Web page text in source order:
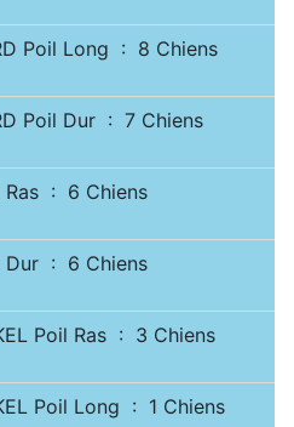
Poil Long : 8 Chiens
Poil Dur : 7 Chiens
Ras : 6 Chiens
Dur : 6 Chiens
Poil Ras : 3 Chiens
Poil Long : 1 Chiens